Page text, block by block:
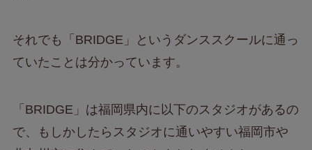
それでも「BRIDGE」というダンススクールに通っ
ていたことは分かっています。
「BRIDGE」は福岡県内に以下のスタジオがあるの
で、もしかしたらスタジオに通いやすい福岡市や